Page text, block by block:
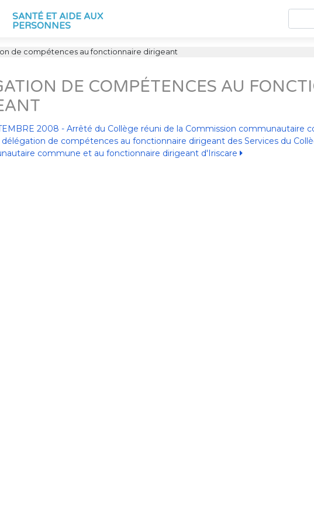
SANTÉ ET AIDE AUX
PERSONNES
de compétences au fonctionnaire dirigeant
DE COMPÉTENCES AU
2008 - Arrêté du Collège réuni de la Commission communautaire
de compétences au fonctionnaire dirigeant des Services du
commune et au fonctionnaire dirigeant d'Iriscare